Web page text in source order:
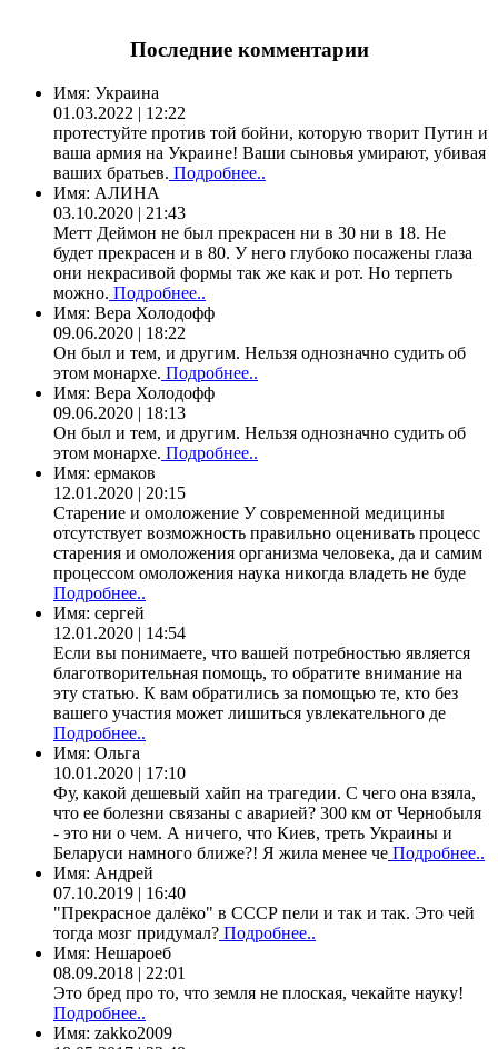
Последние комментарии
Имя: Украина
01.03.2022 | 12:22
протестуйте против той бойни, которую творит Путин и
ваша армия на Украине! Ваши сыновья умирают, убивая
ваших братьев. Подробнее..
Имя: АЛИНА
03.10.2020 | 21:43
Метт Деймон не был прекрасен ни в 30 ни в 18. Не
будет прекрасен и в 80. У него глубоко посажены глаза
они некрасивой формы так же как и рот. Но терпеть
можно. Подробнее..
Имя: Вера Холодофф
09.06.2020 | 18:22
Он был и тем, и другим. Нельзя однозначно судить об
этом монархе. Подробнее..
Имя: Вера Холодофф
09.06.2020 | 18:13
Он был и тем, и другим. Нельзя однозначно судить об
этом монархе. Подробнее..
Имя: ермаков
12.01.2020 | 20:15
Старение и омоложение У современной медицины
отсутствует возможность правильно оценивать процесс
старения и омоложения организма человека, да и самим
процессом омоложения наука никогда владеть не буде
Подробнее..
Имя: сергей
12.01.2020 | 14:54
Если вы понимаете, что вашей потребностью является
благотворительная помощь, то обратите внимание на
эту статью. К вам обратились за помощью те, кто без
вашего участия может лишиться увлекательного де
Подробнее..
Имя: Ольга
10.01.2020 | 17:10
Фу, какой дешевый хайп на трагедии. С чего она взяла,
что ее болезни связаны с аварией? 300 км от Чернобыля
- это ни о чем. А ничего, что Киев, треть Украины и
Беларуси намного ближе?! Я жила менее че Подробнее..
Имя: Андрей
07.10.2019 | 16:40
"Прекрасное далёко" в СССР пели и так и так. Это чей
тогда мозг придумал? Подробнее..
Имя: Нешароеб
08.09.2018 | 22:01
Это бред про то, что земля не плоская, чекайте науку!
Подробнее..
Имя: zakko2009